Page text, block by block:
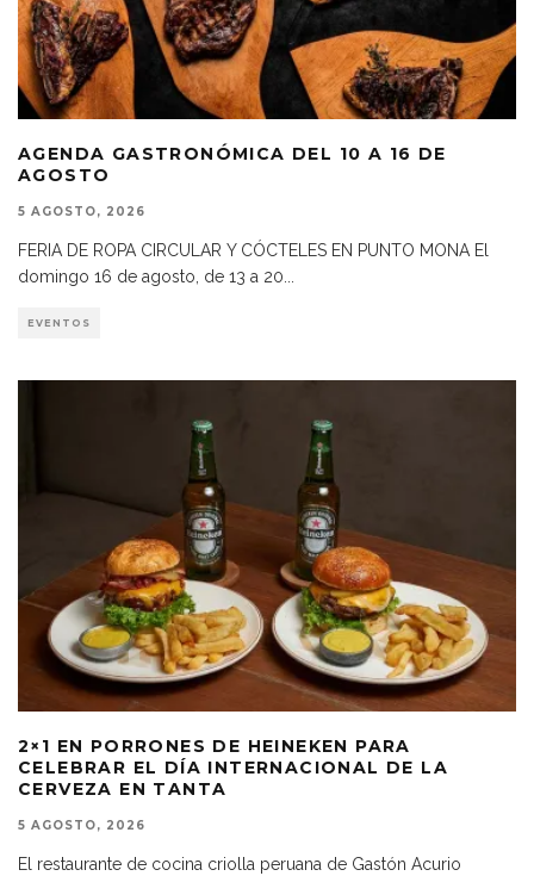
AGENDA GASTRONÓMICA DEL 10 A 16 DE
AGOSTO
5 AGOSTO, 2026
FERIA DE ROPA CIRCULAR Y CÓCTELES EN PUNTO MONA El
domingo 16 de agosto, de 13 a 20
EVENTOS
2×1 EN PORRONES DE HEINEKEN PARA
CELEBRAR EL DÍA INTERNACIONAL DE LA
CERVEZA EN TANTA
5 AGOSTO, 2026
El restaurante de cocina criolla peruana de Gastón Acurio